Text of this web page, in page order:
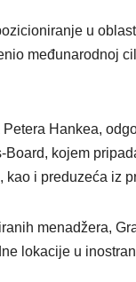
u
međunarodnoj
Hankea,
kojem
i preduzeća iz
menadžera,
lokacije u